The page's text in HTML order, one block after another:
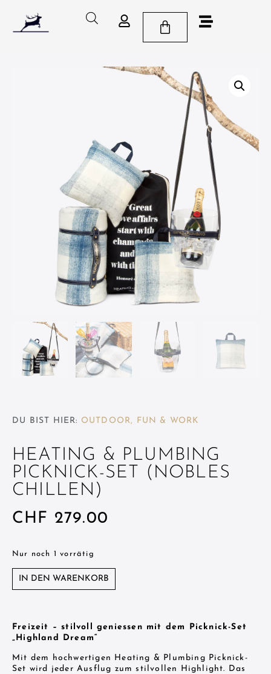
DU BIST HIER: OUTDOOR, FUN & WORK
HEATING & PLUMBING
PICKNICK-SET (NOBLES
CHILLEN)
CHF 279.00
Nur noch 1 vorrätig
IN DEN WARENKORB
Freizeit – stilvoll geniessen mit dem Picknick-Set
„Highland Dream“
Mit dem hochwertigen Heating & Plumbing Picknick-
Set wird jeder Ausflug zum stilvollen Highlight. Das